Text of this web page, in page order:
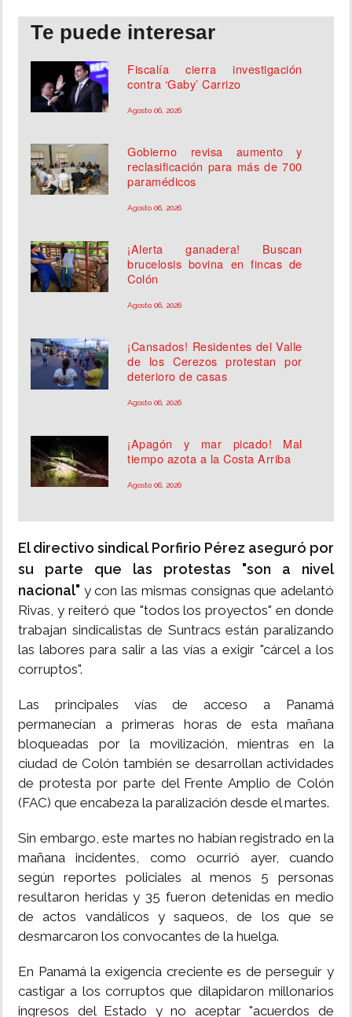
Te puede interesar
Fiscalía cierra investigación
contra ‘Gaby’ Carrizo
Agosto 06, 2026
Gobierno revisa aumento y
reclasificación para más de 700
paramédicos
Agosto 06, 2026
¡Alerta ganadera! Buscan
brucelosis bovina en fincas de
Colón
Agosto 06, 2026
¡Cansados! Residentes del Valle
de los Cerezos protestan por
deterioro de casas
Agosto 06, 2026
¡Apagón y mar picado! Mal
tiempo azota a la Costa Arriba
Agosto 06, 2026
El directivo sindical Porfirio Pérez aseguró por
su parte que las protestas "son a nivel
nacional" y con las mismas consignas que adelantó
Rivas, y reiteró que "todos los proyectos" en donde
trabajan sindicalistas de Suntracs están paralizando
las labores para salir a las vías a exigir "cárcel a los
corruptos".
Las principales vías de acceso a Panamá
permanecían a primeras horas de esta mañana
bloqueadas por la movilización, mientras en la
ciudad de Colón también se desarrollan actividades
de protesta por parte del Frente Amplio de Colón
(FAC) que encabeza la paralización desde el martes.
Sin embargo, este martes no habían registrado en la
mañana incidentes, como ocurrió ayer, cuando
según reportes policiales al menos 5 personas
resultaron heridas y 35 fueron detenidas en medio
de actos vandálicos y saqueos, de los que se
desmarcaron los convocantes de la huelga.
En Panamá la exigencia creciente es de perseguir y
castigar a los corruptos que dilapidaron millonarios
ingresos del Estado y no aceptar "acuerdos de